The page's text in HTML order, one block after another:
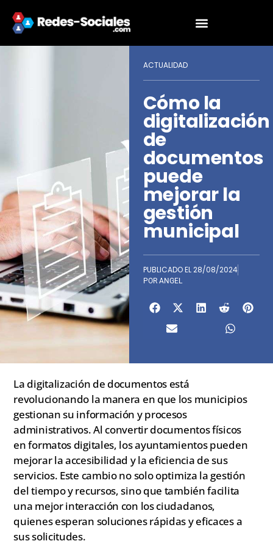
ACTUALIDAD
Cómo la
digitalización
de
documentos
puede
mejorar la
gestión
municipal
PUBLICADO EL28/08/2024
POR ANGEL
La digitalización de documentos está
revolucionando la manera en que los municipios
gestionan su información y procesos
administrativos. Al convertir documentos físicos
en formatos digitales, los ayuntamientos pueden
mejorar la accesibilidad y la eficiencia de sus
servicios. Este cambio no solo optimiza la gestión
del tiempo y recursos, sino que también facilita
una mejor interacción con los ciudadanos,
quienes esperan soluciones rápidas y eficaces a
sus solicitudes.